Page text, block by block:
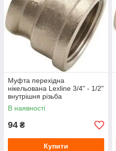
Муфта перехідна
нікельована Lexline 3/4" - 1/2"
внутрішня різьба
В наявності
94 ₴
Купити